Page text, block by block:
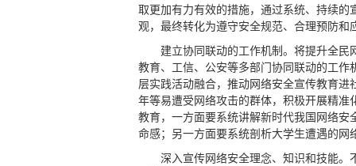
取更加有力有效的措施，通过系统、持续
观，最终转化为遵守安全规范、合理预防
建立协同联动的工作机制。将提升全
教育、工信、公安等多部门协同联动的工
层实践活动融合，推动网络安全宣传教育
年等易遭受网络攻击的群体，积极开展精准
教育，一方面要系统讲解新时代我国网络
命感；另一方面要系统剖析大学生遭遇的网
深入宣传网络安全理念、知识和技能。